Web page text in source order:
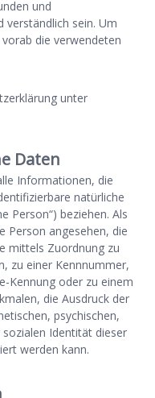
und
verständlich sein. Um
die verwendeten
unter
Daten
Informationen, die
natürliche
Person“) beziehen. Als
Person angesehen, die
mittels Zuordnung zu
zu einer Kennnummer,
Kennung oder zu einem
die Ausdruck der
psychischen,
Identität dieser
werden kann.